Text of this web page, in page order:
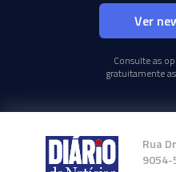
Ver
Consulte as
gratuitamente
Rua
9054-